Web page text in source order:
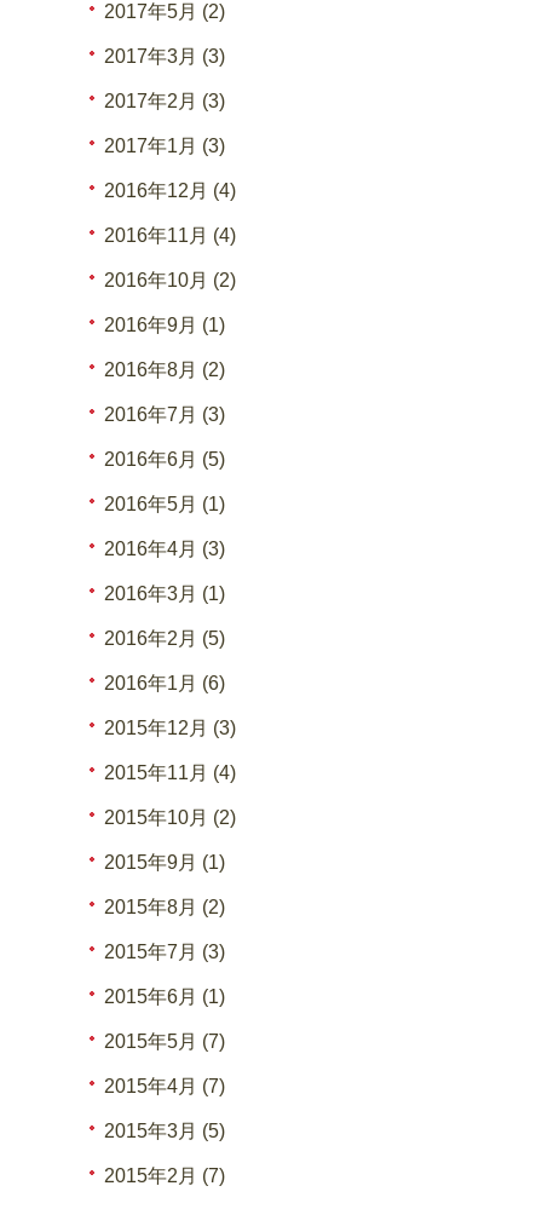
2017年5月 (2)
2017年3月 (3)
2017年2月 (3)
2017年1月 (3)
2016年12月 (4)
2016年11月 (4)
2016年10月 (2)
2016年9月 (1)
2016年8月 (2)
2016年7月 (3)
2016年6月 (5)
2016年5月 (1)
2016年4月 (3)
2016年3月 (1)
2016年2月 (5)
2016年1月 (6)
2015年12月 (3)
2015年11月 (4)
2015年10月 (2)
2015年9月 (1)
2015年8月 (2)
2015年7月 (3)
2015年6月 (1)
2015年5月 (7)
2015年4月 (7)
2015年3月 (5)
2015年2月 (7)